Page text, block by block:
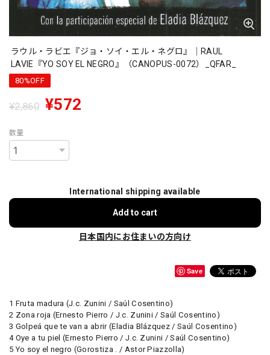
ラウル・ラビエ『ジョ・ソイ・エル・ネグロ』｜RAUL
LAVIE『YO SOY EL NEGRO』（CANOPUS-0072）_QFAR_
80%OFF
¥2,860 ¥572
数量
International shipping available
Add to cart
日本国内にお住まいの方向け
Save
1 Fruta madura (J.c. Zunini / Saúl Cosentino)
2 Zona roja (Ernesto Pierro / J.c. Zunini / Saúl Cosentino)
3 Golpeá que te van a abrir (Eladia Blázquez / Saúl Cosentino)
4 Oye a tu piel (Ernesto Pierro / J.c. Zunini / Saúl Cosentino)
5 Yo soy el negro (Gorostiza . / Astor Piazzolla)